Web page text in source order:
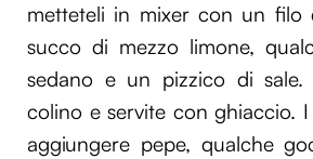
metteteli in mixer con un filo
succo di mezzo limone,
sedano e un pizzico di
colino e servite con ghiaccio.
aggiungere pepe, qualche